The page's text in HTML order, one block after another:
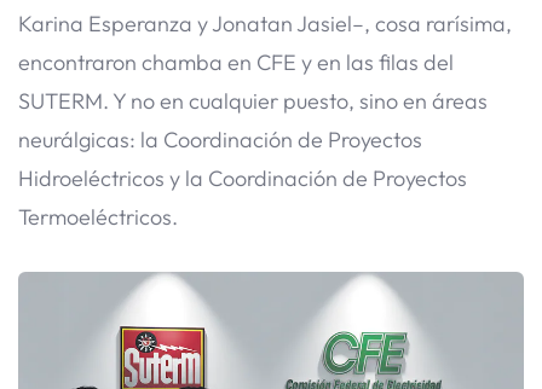
Karina Esperanza y Jonatan Jasiel–, cosa rarísima,
encontraron chamba en CFE y en las filas del
SUTERM. Y no en cualquier puesto, sino en áreas
neurálgicas: la Coordinación de Proyectos
Hidroeléctricos y la Coordinación de Proyectos
Termoeléctricos.